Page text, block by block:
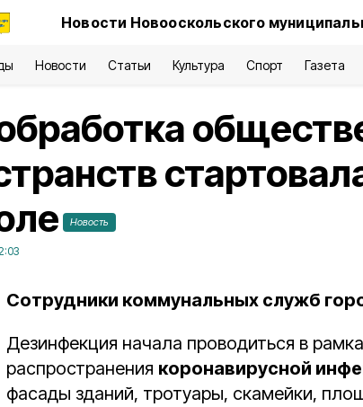
Новости Новооскольского
Новости Статьи Культура Спорт Газета
Новость
Сотрудники коммунальных служб
Дезинфекция начала проводиться в
распространения коронавирусной
фасады зданий, тротуары, скамейки,